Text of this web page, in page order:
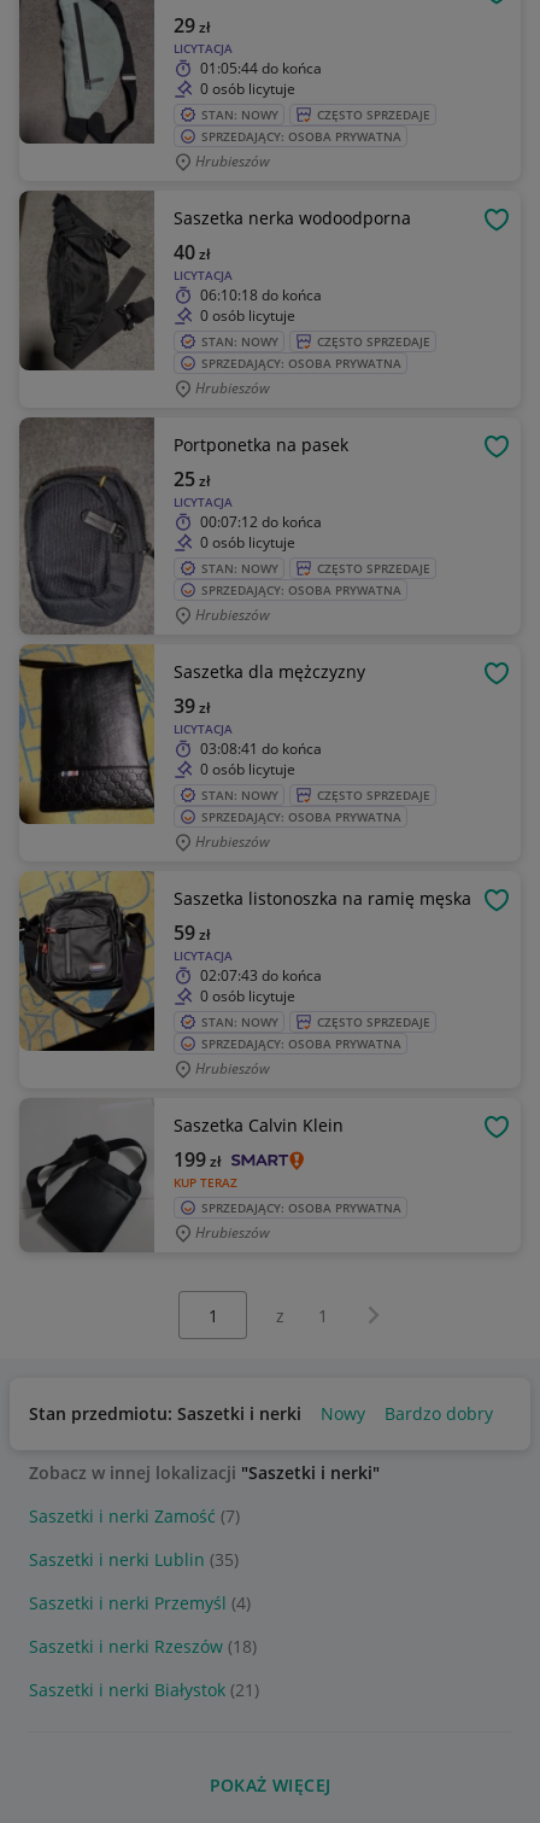
LICYTACJA
29zł
01:05:44do końca
0 osób licytuje
STAN: NOWY
CZĘSTO SPRZEDAJE
SPRZEDAJĄCY: OSOBA PRYWATNA
Hrubieszów
Saszetka nerka wodoodporna
LICYTACJA
40zł
06:10:18 do końca
0 osób licytuje
STAN: NOWY
CZĘSTO SPRZEDAJE
SPRZEDAJĄCY: OSOBA PRYWATNA
Hrubieszów
Portponetka na pasek
LICYTACJA
25zł
00:07:12 do końca
0 osób licytuje
STAN: NOWY
CZĘSTO SPRZEDAJE
SPRZEDAJĄCY: OSOBA PRYWATNA
Hrubieszów
Saszetka dla mężczyzny
LICYTACJA
39zł
03:08:41 do końca
0 osób licytuje
STAN: NOWY
CZĘSTO SPRZEDAJE
SPRZEDAJĄCY: OSOBA PRYWATNA
Hrubieszów
Saszetka listonoszka na ramię męska
LICYTACJA
59zł
02:07:43 do końca
0 osób licytuje
STAN: NOWY
CZĘSTO SPRZEDAJE
SPRZEDAJĄCY: OSOBA PRYWATNA
Hrubieszów
Saszetka Calvin Klein
KUP TERAZ
199zł
SPRZEDAJĄCY: OSOBA PRYWATNA
Hrubieszów
z 1 Następna strona
Stan przedmiotu: Saszetki i nerki Nowy Bardzo dobry
Zobacz w innej lokalizacji "Saszetki i nerki"
Saszetki i nerki Zamość (7)
Saszetki i nerki Lublin (35)
Saszetki i nerki Przemyśl (4)
Saszetki i nerki Rzeszów (18)
Saszetki i nerki Białystok (21)
POKAŻ WIĘCEJ